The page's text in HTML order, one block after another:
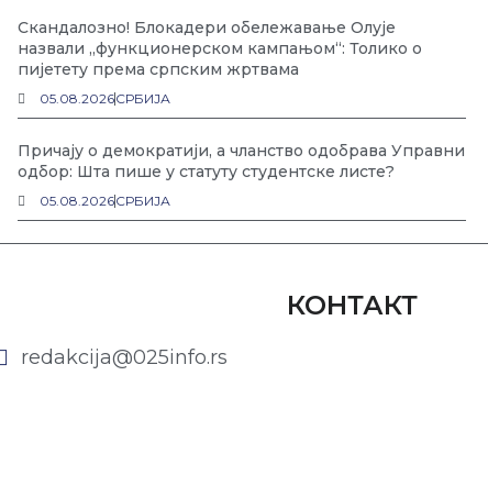
Скандалозно! Блокадери обележавање Олује
назвали „функционерском кампањом“: Толико о
пијетету према српским жртвама
05.08.2026СРБИЈА
Причају о демократији, а чланство одобрава Управни
одбор: Шта пише у статуту студентске листе?
05.08.2026СРБИЈА
КОНТАКТ
redakcija@025info.rs